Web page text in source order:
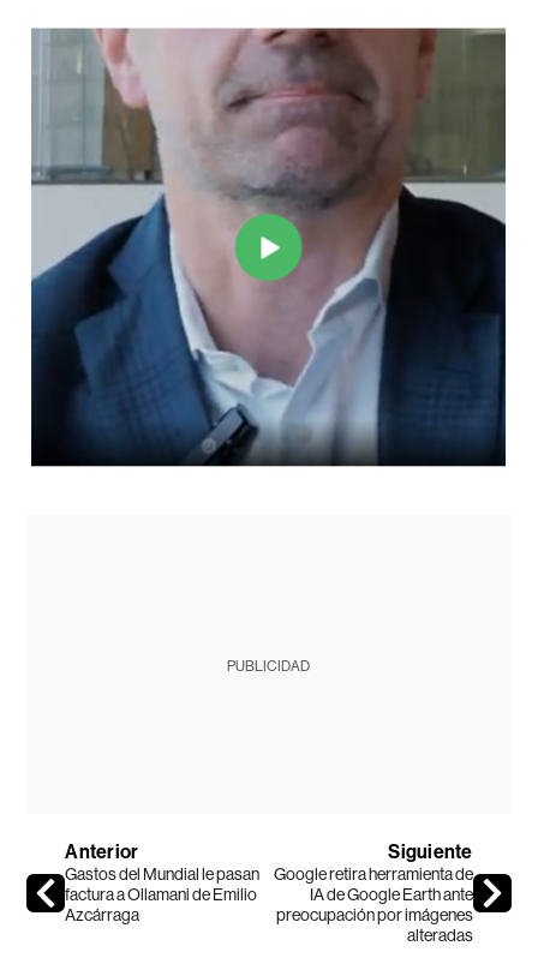
PUBLICIDAD
Anterior
Gastos del Mundial le pasan
factura a Ollamani de Emilio
Azcárraga
Siguiente
Google retira herramienta de
IA de Google Earth ante
preocupación por imágenes
alteradas